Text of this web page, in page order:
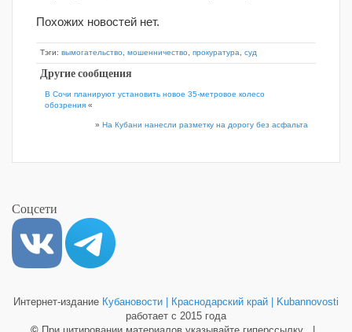
Похожих новостей нет.
Тэги: вымогательство мошенничество прокуратура суд
Другие сообщения
В Сочи планируют установить новое 35-метровое колесо
обозрения «
» На Кубани нанесли разметку на дорогу без асфальта
Соцсети
Интернет-издание Кубановости | Краснодарский край | Kubannovosti
работает с 2015 года